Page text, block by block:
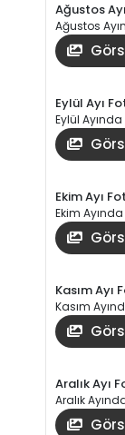
Ağustos
Ağustos
Eylül Ayı
Eylül
Ekim Ayı
Ekim
Kasım Ayı
Kasım
Aralık Ayı
Aralık